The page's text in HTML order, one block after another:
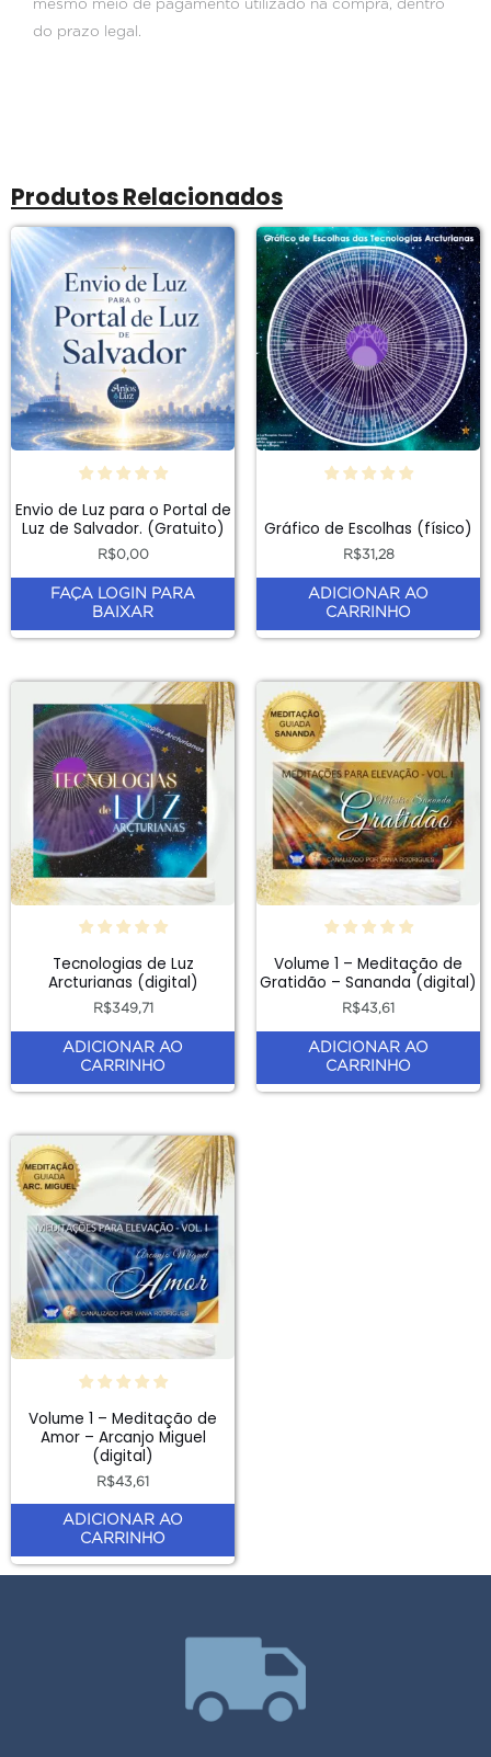
mesmo meio de pagamento utilizado na compra, dentro
do prazo legal.
Produtos Relacionados
Envio de Luz para o Portal de
Luz de Salvador. (Gratuito)
R$0,00
FAÇA LOGIN PARA
BAIXAR
Gráfico de Escolhas (físico)
R$31,28
ADICIONAR AO
CARRINHO
Tecnologias de Luz
Arcturianas (digital)
R$349,71
ADICIONAR AO
CARRINHO
Volume 1 – Meditação de
Gratidão – Sananda (digital)
R$43,61
ADICIONAR AO
CARRINHO
Volume 1 – Meditação de
Amor – Arcanjo Miguel
(digital)
R$43,61
ADICIONAR AO
CARRINHO